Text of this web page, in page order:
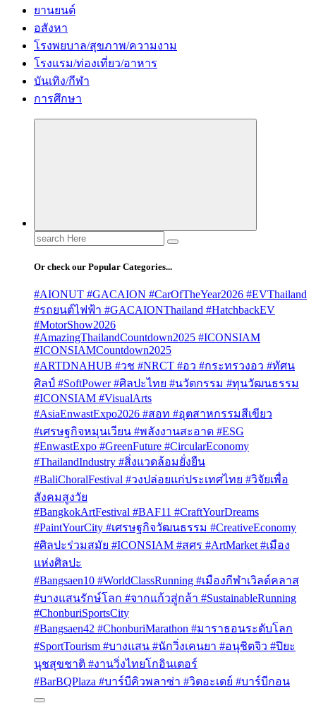
ยานยนต์
อสังหา
โรงพยบาล/สุขภาพ/ความงาม
โรงแรม/ท่องเที่ยว/อาหาร
บันเทิง/กีฬา
การศึกษา
Search
for:
Or check our Popular Categories...
#AIONUT #GACAION #CarOfTheYear2026 #EVThailand
#รถยนต์ไฟฟ้า #GACAIONThailand #HatchbackEV
#MotorShow2026
#AmazingThailandCountdown2025 #ICONSIAM
#ICONSIAMCountdown2025
#ARTDNAHUB #วช #NRCT #อว #กระทรวงอว #ทัศน
ศิลป์ #SoftPower #ศิลปะไทย #นวัตกรรม #ทุนวัฒนธรรม
#ICONSIAM #VisualArts
#AsiaEnwastExpo2026 #สอท #อุตสาหกรรมสีเขียว
#เศรษฐกิจหมุนเวียน #พลังงานสะอาด #ESG
#EnwastExpo #GreenFuture #CircularEconomy
#ThailandIndustry #สิ่งแวดล้อมยั่งยืน
#BaliChoralFestival #วงปล่อยแก่ประเทศไทย #วิจัยเพื่อ
สังคมสูงวัย
#BangkokArtFestival #BAF11 #CraftYourDreams
#PaintYourCity #เศรษฐกิจวัฒนธรรม #CreativeEconomy
#ศิลปะร่วมสมัย #ICONSIAM #สศร #ArtMarket #เมือง
แห่งศิลปะ
#Bangsaen10 #WorldClassRunning #เมืองกีฬาเวิลด์คลาส
#บางแสนรักษ์โลก #จากแก้วสู่กล้า #SustainableRunning
#ChonburiSportsCity
#Bangsaen42 #ChonburiMarathon #มาราธอนระดับโลก
#SportTourism #บางแสน #นักวิ่งเคนยา #อนุชิตจิว #ปิยะ
นุชสุขชาติ #งานวิ่งไทยโกอินเตอร์
#BarBQPlaza #บาร์บีคิวพลาซ่า #วิตอะเดย์ #บาร์บีกอน